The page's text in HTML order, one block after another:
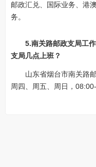
邮政汇兑、国际业务、港
务。
5.南关路邮政支局工
支局几点上班？
山东省烟台市南关路
周四、周五、周日，